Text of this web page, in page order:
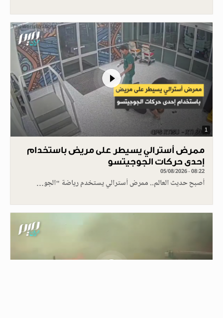
1
ممرض أسترالي يسيطر على مريض باستخدام
إحدى حركات الجوجيتسو
05/08/2026 - 08:22
أصبح حديث العالم.. ممرض أسترالي يستخدم رياضة "الجو…